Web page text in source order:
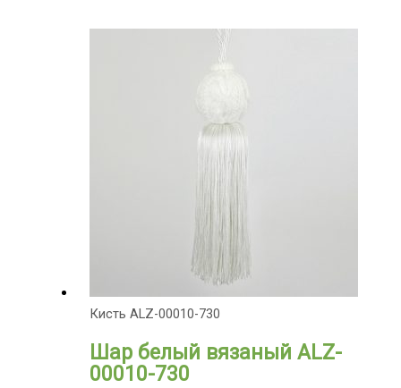
Кисть ALZ-00010-730
Шар белый вязаный ALZ-
00010-730